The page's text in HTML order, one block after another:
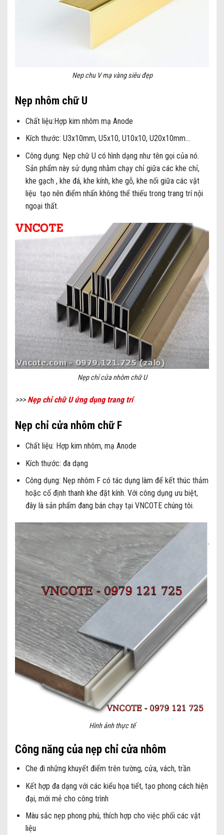
Nep chu V mạ vàng siêu đẹp
Nẹp nhôm chữ U
Chất liệu:Hợp kim nhôm mạ Anode
Kích thước: U3x10mm, U5x10, U10x10, U20x10mm…
Công dụng: Nẹp chữ U có hình dạng như tên gọi của nó.
Sản phẩm này sử dụng nhằm chạy chỉ giữa các khe chỉ,
khe gạch , khe đá, khe kính, khe gỗ, khe nối giữa các vật
liệu tạo nên điểm nhấn không thể thiếu trong trang trí nội
ngoại thất.
Nẹp chỉ cửa nhôm chữ U
>>> Nẹp chỉ chữ U ứng dụng trang trí
Nẹp chỉ cửa nhôm chữ F
Chất liệu: Hợp kim nhôm, mạ Anode
Kích thước: đa dạng
Công dụng: Nẹp nhôm F có tác dụng làm để kết thúc thảm
hoặc cố định thanh khe đặt kính. Với công dụng ưu biệt,
đây là sản phẩm đang bán chạy tại VNCOTE chúng tôi.
Hình ảnh thực tế
Công năng của nẹp chỉ cửa nhôm
Che đi những khuyết điểm trên tường, cửa, vách, trần
Kết hợp đa dạng với các kiểu họa tiết, tạo phong cách hiện
đại, mới mẻ cho công trình
Màu sắc nẹp phong phú, thích hợp cho việc phối các vật
liệu